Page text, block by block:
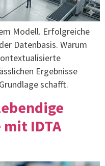
Modell. Erfolgreiche
Datenbasis. Warum
Ergebnisse
schafft.
IDTA